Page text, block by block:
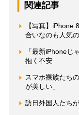
関連記事
【写真】iPhone
合いなのも人気
「最新iPhoneじ
抱く不安
スマホ裸族たち
が美しい」
訪日外国人たち